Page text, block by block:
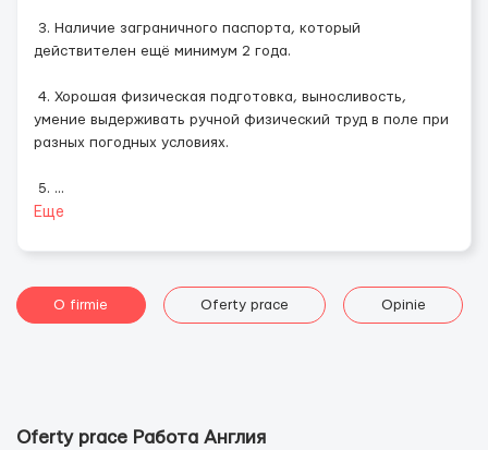
3. Наличие заграничного паспорта, который
действителен ещё минимум 2 года.
4. Хорошая физическая подготовка, выносливость,
умение выдерживать ручной физический труд в поле при
разных погодных условиях.
5. ...
Еще
O firmie Oferty prace Opinie
Oferty prace Работа Англия